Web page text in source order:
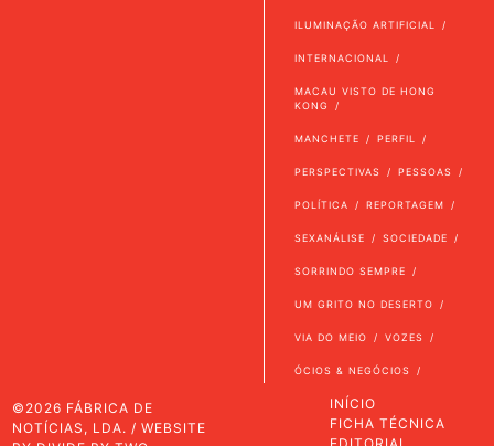
ILUMINAÇÃO ARTIFICIAL
INTERNACIONAL
MACAU VISTO DE HONG
KONG
MANCHETE PERFIL
PERSPECTIVAS PESSOAS
POLÍTICA REPORTAGEM
SEXANÁLISE SOCIEDADE
SORRINDO SEMPRE
UM GRITO NO DESERTO
VIA DO MEIO VOZES
ÓCIOS & NEGÓCIOS
©2026 FÁBRICA DE
NOTÍCIAS, LDA. / WEBSITE
INÍCIO
FICHA TÉCNICA